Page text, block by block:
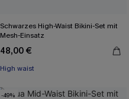
Schwarzes High-Waist Bikini-Set mit
Mesh-Einsatz
48,00 €
High waist
-49%